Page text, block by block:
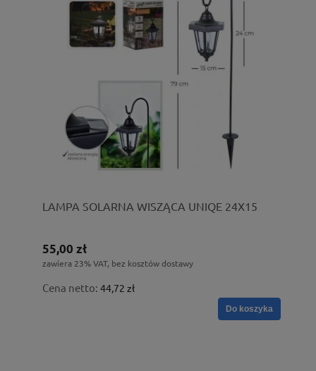
LAMPA SOLARNA WISZĄCA UNIQE 24X15
55,00 zł
zawiera 23% VAT, bez kosztów dostawy
Cena netto: 44,72 zł
Do koszyka